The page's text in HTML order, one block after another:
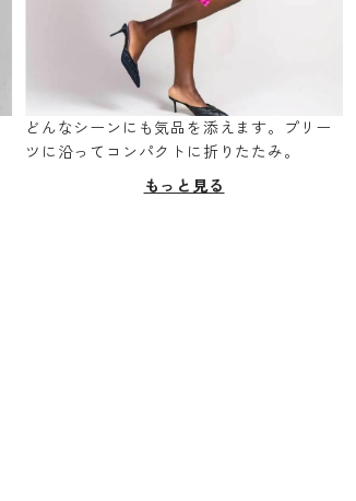
どんなシーンにも気品を添えます。プリー
ツに沿ってコンパクトに折りたたみ。
もっと見る